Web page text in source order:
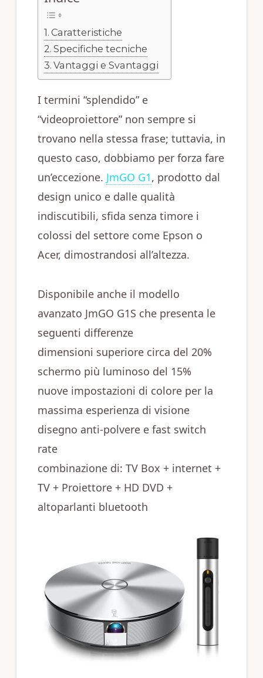
Caratteristiche
Specifiche tecniche
Vantaggi e Svantaggi
I termini “splendido” e
“videoproiettore” non sempre si
trovano nella stessa frase; tuttavia, in
questo caso, dobbiamo per forza fare
un’eccezione. JmGO G1, prodotto dal
design unico e dalle qualità
indiscutibili, sfida senza timore i
colossi del settore come Epson o
Acer, dimostrandosi all’altezza.
Disponibile anche il modello
avanzato JmGO G1S che presenta le
seguenti differenze
dimensioni superiore circa del 20%
schermo più luminoso del 15%
nuove impostazioni di colore per la
massima esperienza di visione
disegno anti-polvere e fast switch
rate
combinazione di: TV Box + internet +
TV + Proiettore + HD DVD +
altoparlanti bluetooth